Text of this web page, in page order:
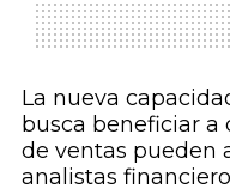
La nueva
busca beneficiar a
de ventas pueden
analistas